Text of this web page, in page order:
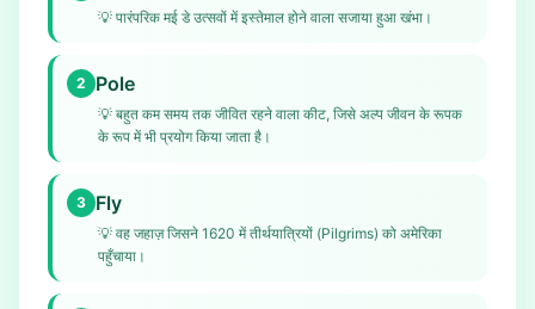
💡 पारंपरिक मई डे उत्सवों में इस्तेमाल होने वाला सजाया हुआ खंभा।
2 Pole
💡 बहुत कम समय तक जीवित रहने वाला कीट, जिसे अल्प जीवन के रूपक
के रूप में भी प्रयोग किया जाता है।
3 Fly
💡 वह जहाज़ जिसने 1620 में तीर्थयात्रियों (Pilgrims) को अमेरिका
पहुँचाया।